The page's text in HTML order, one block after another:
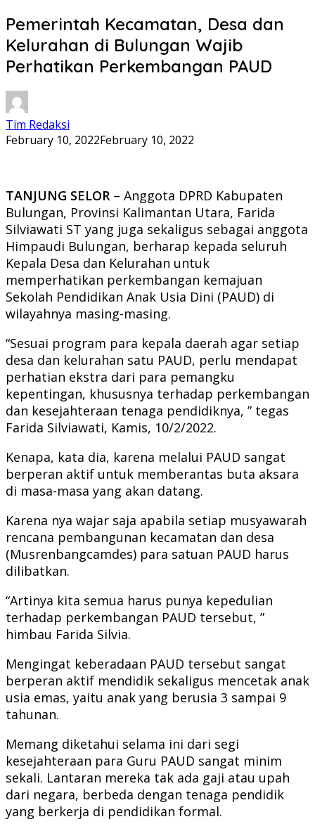
Pemerintah Kecamatan, Desa dan
Kelurahan di Bulungan Wajib
Perhatikan Perkembangan PAUD
Tim Redaksi
February 10, 2022February 10, 2022
TANJUNG SELOR – Anggota DPRD Kabupaten
Bulungan, Provinsi Kalimantan Utara, Farida
Silviawati ST yang juga sekaligus sebagai anggota
Himpaudi Bulungan, berharap kepada seluruh
Kepala Desa dan Kelurahan untuk
memperhatikan perkembangan kemajuan
Sekolah Pendidikan Anak Usia Dini (PAUD) di
wilayahnya masing-masing.
“Sesuai program para kepala daerah agar setiap
desa dan kelurahan satu PAUD, perlu mendapat
perhatian ekstra dari para pemangku
kepentingan, khususnya terhadap perkembangan
dan kesejahteraan tenaga pendidiknya, ” tegas
Farida Silviawati, Kamis, 10/2/2022.
Kenapa, kata dia, karena melalui PAUD sangat
berperan aktif untuk memberantas buta aksara
di masa-masa yang akan datang.
Karena nya wajar saja apabila setiap musyawarah
rencana pembangunan kecamatan dan desa
(Musrenbangcamdes) para satuan PAUD harus
dilibatkan.
“Artinya kita semua harus punya kepedulian
terhadap perkembangan PAUD tersebut, ”
himbau Farida Silvia.
Mengingat keberadaan PAUD tersebut sangat
berperan aktif mendidik sekaligus mencetak anak
usia emas, yaitu anak yang berusia 3 sampai 9
tahunan.
Memang diketahui selama ini dari segi
kesejahteraan para Guru PAUD sangat minim
sekali. Lantaran mereka tak ada gaji atau upah
dari negara, berbeda dengan tenaga pendidik
yang berkerja di pendidikan formal.